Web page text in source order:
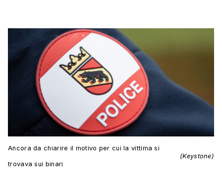
Ancora da chiarire il motivo per cui la vittima si
trovava sui binari
(Keystone)